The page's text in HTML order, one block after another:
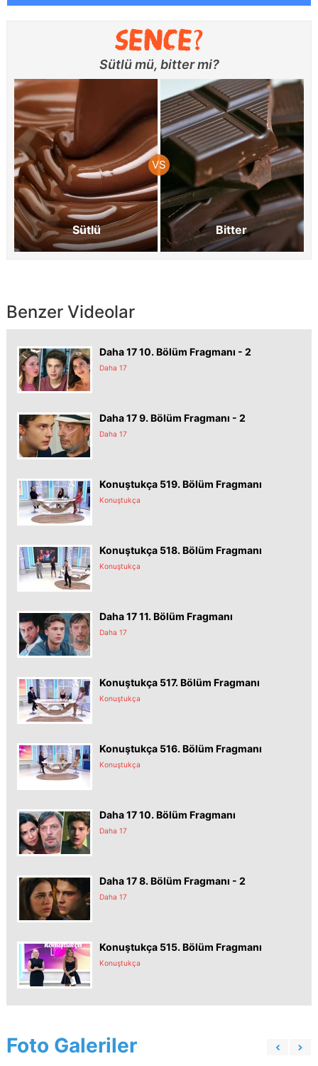
Sütlü mü, bitter mi?
Sütlü Bitter
Benzer Videolar
Daha 17 10. Bölüm Fragmanı - 2
Daha 17
Daha 17 9. Bölüm Fragmanı - 2
Daha 17
Konuştukça 519. Bölüm Fragmanı
Konuştukça
Konuştukça 518. Bölüm Fragmanı
Konuştukça
Daha 17 11. Bölüm Fragmanı
Daha 17
Konuştukça 517. Bölüm Fragmanı
Konuştukça
Konuştukça 516. Bölüm Fragmanı
Konuştukça
Daha 17 10. Bölüm Fragmanı
Daha 17
Daha 17 8. Bölüm Fragmanı - 2
Daha 17
Konuştukça 515. Bölüm Fragmanı
Konuştukça
Foto Galeriler